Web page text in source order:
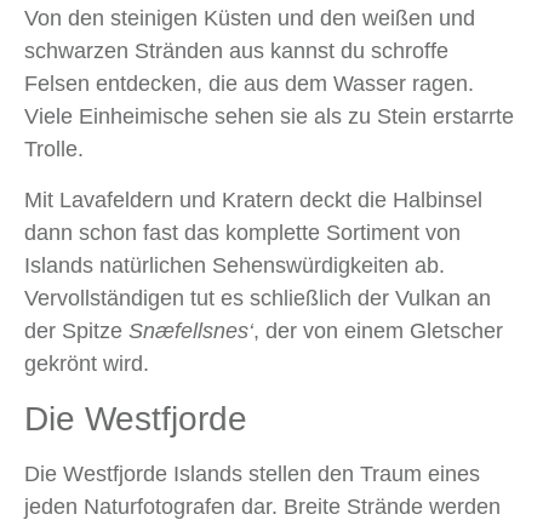
Von den steinigen Küsten und den weißen und
schwarzen Stränden aus kannst du schroffe
Felsen entdecken, die aus dem Wasser ragen.
Viele Einheimische sehen sie als zu Stein erstarrte
Trolle.
Mit Lavafeldern und Kratern deckt die Halbinsel
dann schon fast das komplette Sortiment von
Islands natürlichen Sehenswürdigkeiten ab.
Vervollständigen tut es schließlich der Vulkan an
der Spitze Snæfellsnes‘, der von einem Gletscher
gekrönt wird.
Die Westfjorde
Die Westfjorde Islands stellen den Traum eines
jeden Naturfotografen dar. Breite Strände werden